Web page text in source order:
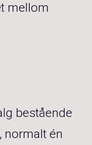
mellom
bestående
normalt én